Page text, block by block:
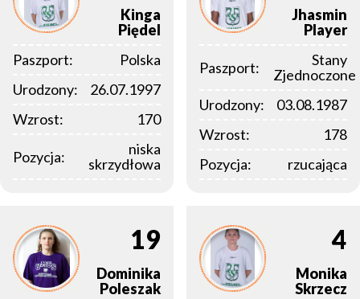
Kinga
Piędel
Paszport:
Polska
Urodzony:
26.07.1997
Wzrost:
170
Pozycja:
niska
skrzydłowa
Jhasmin
Player
Paszport:
Stany
Zjednoczone
Urodzony:
03.08.1987
Wzrost:
178
Pozycja:
rzucająca
19
Dominika
Poleszak
4
Monika
Skrzecz